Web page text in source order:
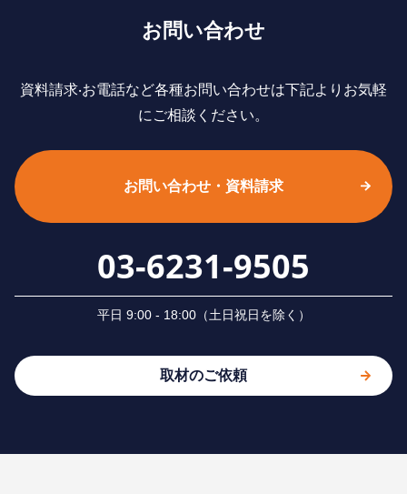
お問い合わせ
資料請求‧お電話など各種お問い合わせは下記よりお気軽
にご相談ください。
お問い合わせ・資料請求
03-6231-9505
平⽇ 9:00 - 18:00（⼟⽇祝⽇を除く）
取材のご依頼